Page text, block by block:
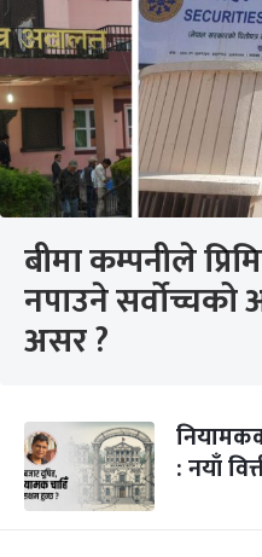
बीमा कम्पनीले
नपाउने
असर ?
: नयाँ